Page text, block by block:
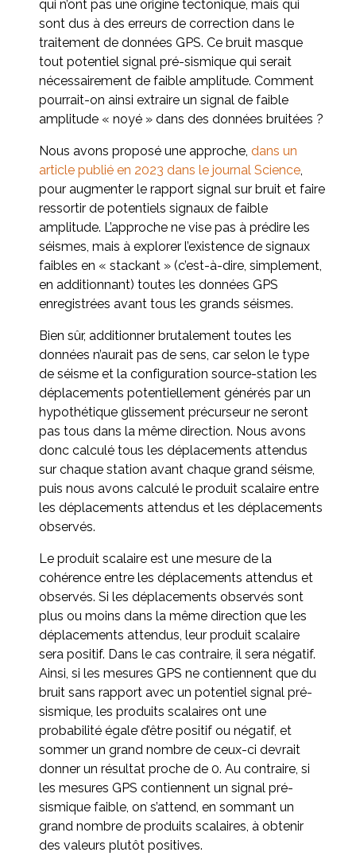
qui n’ont pas une origine tectonique, mais qui
sont dus à des erreurs de correction dans le
traitement de données GPS. Ce bruit masque
tout potentiel signal pré-sismique qui serait
nécessairement de faible amplitude. Comment
pourrait-on ainsi extraire un signal de faible
amplitude « noyé » dans des données bruitées ?
Nous avons proposé une approche, dans un
article publié en 2023 dans le journal Science
pour augmenter le rapport signal sur bruit et faire
ressortir de potentiels signaux de faible
amplitude. L’approche ne vise pas à prédire les
séismes, mais à explorer l’existence de signaux
faibles en « stackant » (c’est-à-dire, simplement,
en additionnant) toutes les données GPS
enregistrées avant tous les grands séismes.
Bien sûr, additionner brutalement toutes les
données n’aurait pas de sens, car selon le type
de séisme et la configuration source-station les
déplacements potentiellement générés par un
hypothétique glissement précurseur ne seront
pas tous dans la même direction. Nous avons
donc calculé tous les déplacements attendus
sur chaque station avant chaque grand séisme,
puis nous avons calculé le produit scalaire entre
les déplacements attendus et les déplacements
observés.
Le produit scalaire est une mesure de la
cohérence entre les déplacements attendus et
observés. Si les déplacements observés sont
plus ou moins dans la même direction que les
déplacements attendus, leur produit scalaire
sera positif. Dans le cas contraire, il sera négatif.
Ainsi, si les mesures GPS ne contiennent que du
bruit sans rapport avec un potentiel signal pré-
sismique, les produits scalaires ont une
probabilité égale d’être positif ou négatif, et
sommer un grand nombre de ceux-ci devrait
donner un résultat proche de 0. Au contraire, si
les mesures GPS contiennent un signal pré-
sismique faible, on s’attend, en sommant un
grand nombre de produits scalaires, à obtenir
des valeurs plutôt positives.